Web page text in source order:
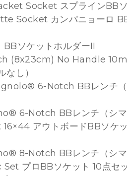
Socket スプラインBB
Socket カンパニョーロ
ソケットホルダーII
(8x23cm) No Handle
し）
6-Notch BBレンチ（
6-Notch BBレンチ（シマ
アウトボードBBソケ
8-Notch BBレンチ（シマ
プロBBソケット 10点セ